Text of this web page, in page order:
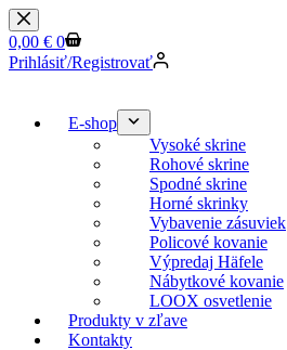
0,00 € 0
Prihlásiť/Registrovať
E-shop
Vysoké skrine
Rohové skrine
Spodné skrine
Horné skrinky
Vybavenie zásuviek
Policové kovanie
Výpredaj Häfele
Nábytkové kovanie
LOOX osvetlenie
Produkty v zľave
Kontakty